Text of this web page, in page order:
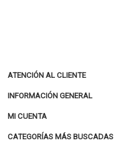
ATENCIÓN AL CLIENTE
INFORMACIÓN GENERAL
MI CUENTA
CATEGORÍAS MÁS BUSCADAS